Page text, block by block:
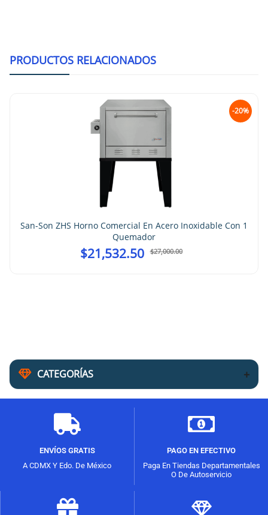
CATEGORÍAS
PRODUCTOS RELACIONADOS
-20%
San-Son ZHS Horno Comercial En Acero Inoxidable Con 1
Quemador
$27,000.00
$21,532.50
ENVÍOS GRATIS
A CDMX Y Edo. De México
PAGO EN EFECTIVO
Paga En Tiendas Departamentales
O De Autoservicio